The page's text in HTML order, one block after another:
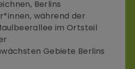
Berlins
während der
im Ortsteil
Gebiete Berlins